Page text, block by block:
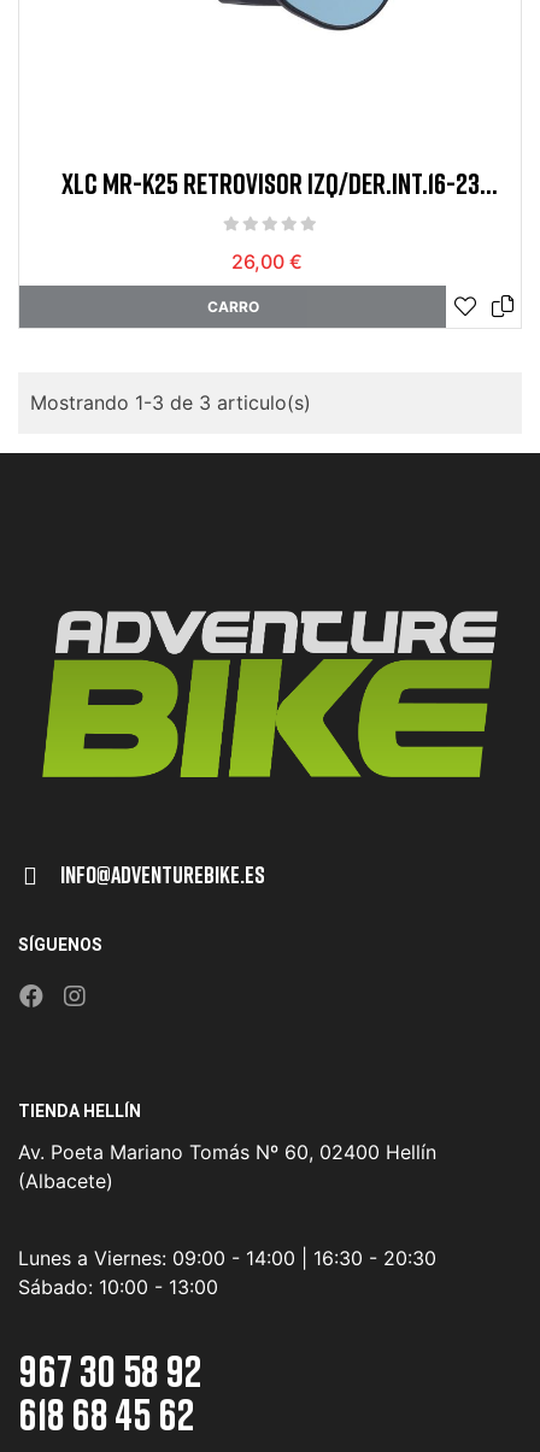
XLC MR-K25 RETROVISOR IZQ/DER.INT.16-23
AJUST.NEG
26,00 €
CARRO
Mostrando 1-3 de 3 articulo(s)
Info@adventurebike.es
SÍGUENOS
TIENDA HELLÍN
Av. Poeta Mariano Tomás Nº 60, 02400 Hellín
(Albacete)
Lunes a Viernes: 09:00 - 14:00 | 16:30 - 20:30
Sábado: 10:00 - 13:00
967 30 58 92
618 68 45 62